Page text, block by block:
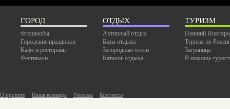
ГОРОД
Флэшмобы
Городские праздники
Кафе и рестораны
Фестивали
ОТДЫХ
Активный отдых
Базы отдыха
Загородные отели
Каталог отдыха
ТУРИЗМ
Нижний
Туризм по
Заграница
В помощь
О проекте Наша команда Реклама Контакты